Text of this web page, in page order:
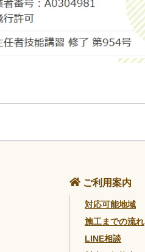
ご利用案内
対応可能地域
施工までの流れ
LINE相談